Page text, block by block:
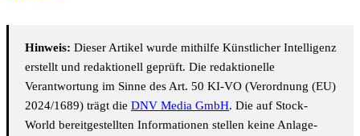
Hinweis: Dieser Artikel wurde mithilfe Künstlicher Intelligenz
erstellt und redaktionell geprüft. Die redaktionelle
Verantwortung im Sinne des Art. 50 KI-VO (Verordnung (EU)
2024/1689) trägt die DNV Media GmbH. Die auf Stock-
World bereitgestellten Informationen stellen keine Anlage-